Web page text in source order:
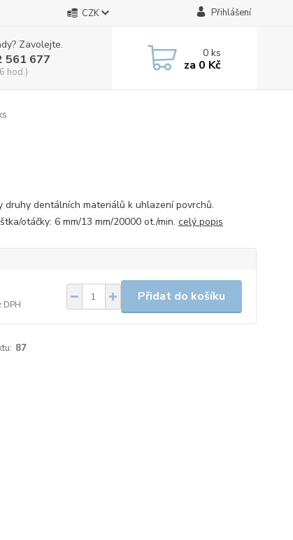
CZK Přihlášení
Zavolejte.
561 677
hod.)
0ks
za 0 Kč
druhy dentálních materiálů k uhlazení povrchů.
otáčky: 6 mm/13 mm/20000 ot./min. celý popis
DPH
Přidat do košíku
87